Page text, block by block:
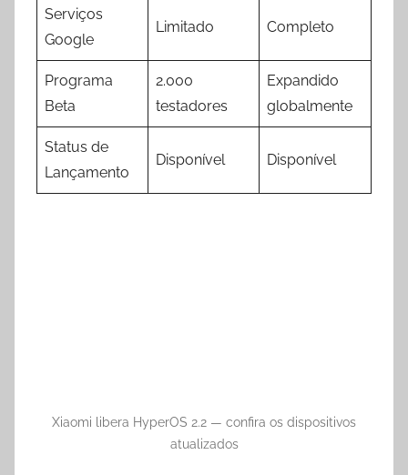
Serviços
Google
Limitado Completo
Programa
Beta
2.000
testadores
Expandido
globalmente
Status de
Lançamento
Disponível Disponível
Xiaomi libera HyperOS 2.2 — confira os dispositivos
atualizados